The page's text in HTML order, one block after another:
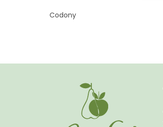
Codony